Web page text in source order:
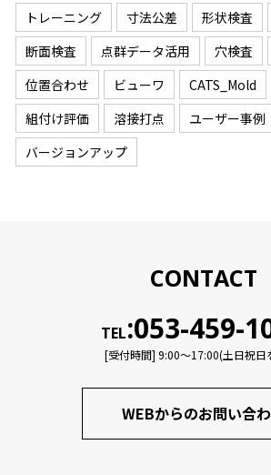
トレーニング 寸法公差 形状検査
断面検査
点群データ活用 穴検査
位置合わせ
ビューワ CATS_Mold
組付け評価
溶接打点 ユーザー事例
バージョンアップ
CONTACT
TEL:053-459-
[受付時間] 9:00〜17:00(土日祝日
WEBからのお問い合